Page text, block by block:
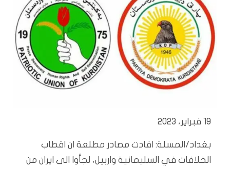
19 فبراير، 2023
بغداد/المسلة: افادت مصادر مطلعة ان اقطاب
الخلافات في السليمانية واربيل، لجأوا الى ايران من